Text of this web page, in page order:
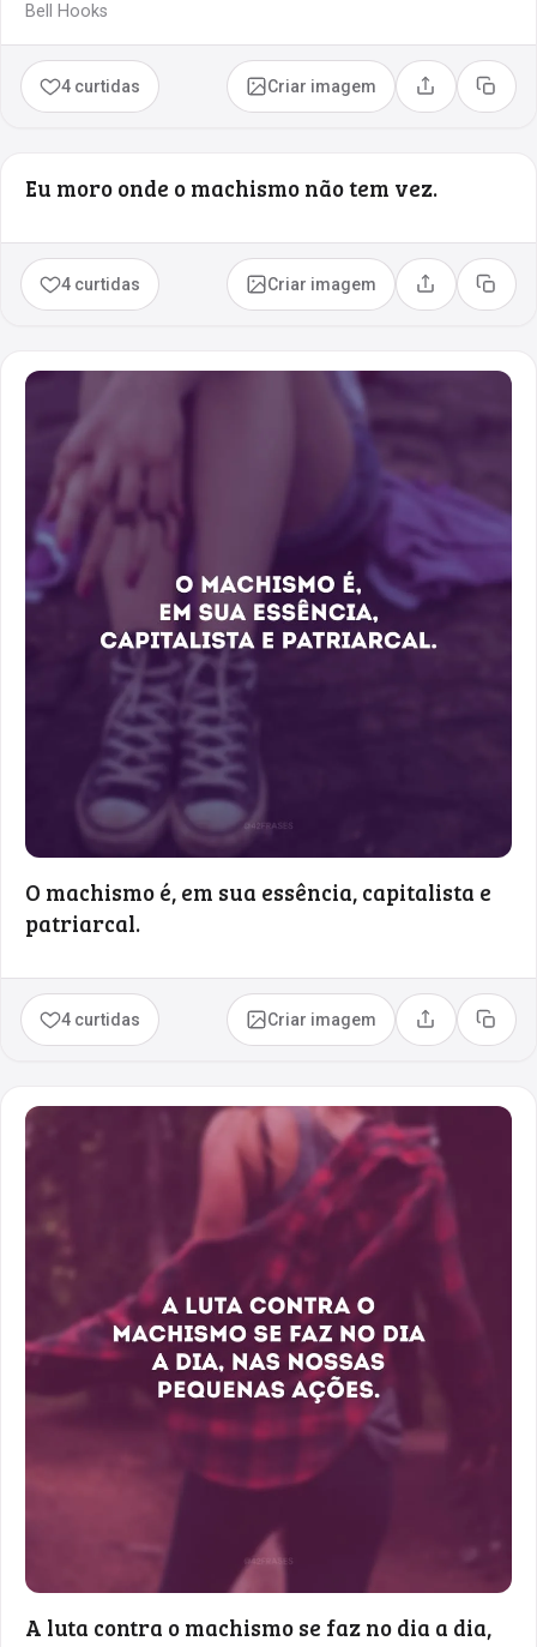
Bell Hooks
4 curtidas Criar imagem Compartilhar
Copiar
Eu moro onde o machismo não tem vez.
4 curtidas Criar imagem Compartilhar
Copiar
O machismo é, em sua essência, capitalista e
patriarcal.
4 curtidas Criar imagem Compartilhar
Copiar
A luta contra o machismo se faz no dia a dia,